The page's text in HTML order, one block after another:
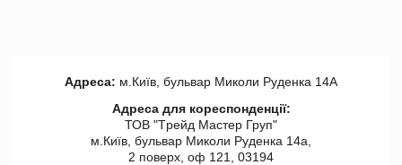
Адреса: м.Київ, бульвар Миколи Руденка 14А
Адреса для кореспонденції:
ТОВ "Tрейд Мастер Груп"
м.Київ, бульвар Миколи Руденка 14а,
2 поверх, оф 121, 03194